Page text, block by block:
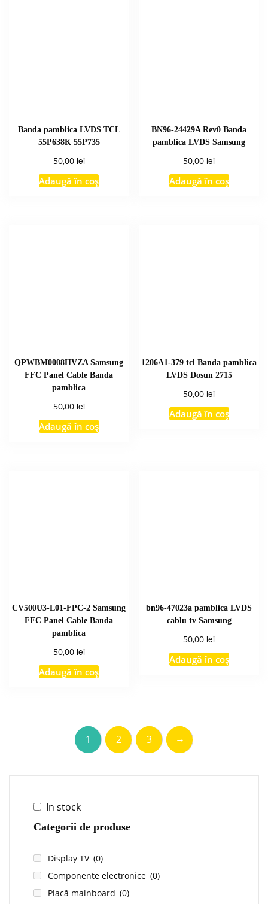
Banda pamblica LVDS TCL
55P638K 55P735
50,00 lei
Adaugă în coș
BN96-24429A Rev0 Banda
pamblica LVDS Samsung
50,00 lei
Adaugă în coș
QPWBM0008HVZA Samsung
FFC Panel Cable Banda
pamblica
50,00 lei
Adaugă în coș
1206A1-379 tcl Banda pamblica
LVDS Dosun 2715
50,00 lei
Adaugă în coș
CV500U3-L01-FPC-2 Samsung
FFC Panel Cable Banda
pamblica
50,00 lei
Adaugă în coș
bn96-47023a pamblica LVDS
cablu tv Samsung
50,00 lei
Adaugă în coș
1 2 3 →
In stock
Categorii de produse
Display TV (0)
Componente electronice (0)
Placă mainboard (0)